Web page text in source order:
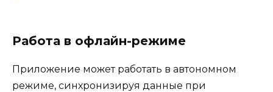
Работа в офлайн-режиме
Приложение может работать в автономном
режиме, синхронизируя данные при